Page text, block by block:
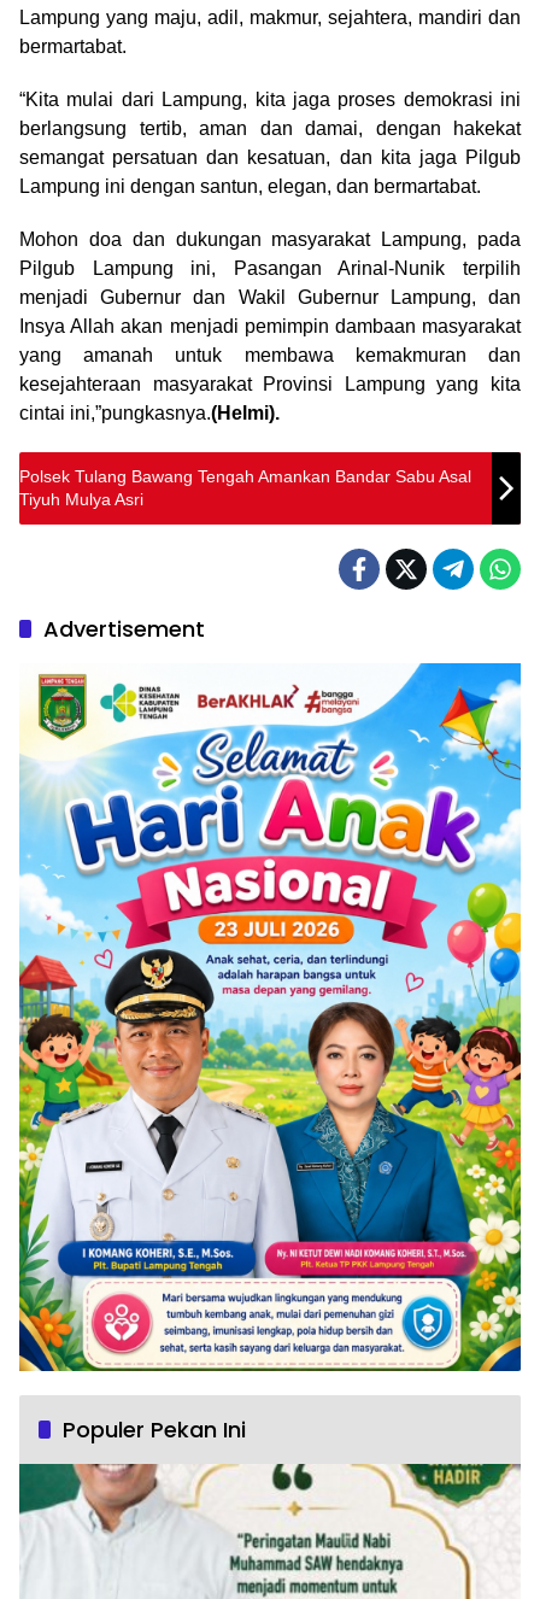
Lampung yang maju, adil, makmur, sejahtera, mandiri dan
bermartabat.
“Kita mulai dari Lampung, kita jaga proses demokrasi ini
berlangsung tertib, aman dan damai, dengan hakekat
semangat persatuan dan kesatuan, dan kita jaga Pilgub
Lampung ini dengan santun, elegan, dan bermartabat.
Mohon doa dan dukungan masyarakat Lampung, pada
Pilgub Lampung ini, Pasangan Arinal-Nunik terpilih
menjadi Gubernur dan Wakil Gubernur Lampung, dan
Insya Allah akan menjadi pemimpin dambaan masyarakat
yang amanah untuk membawa kemakmuran dan
kesejahteraan masyarakat Provinsi Lampung yang kita
cintai ini,”pungkasnya.(Helmi).
Polsek Tulang Bawang Tengah Amankan Bandar Sabu Asal
Tiyuh Mulya Asri
Advertisement
Populer Pekan Ini